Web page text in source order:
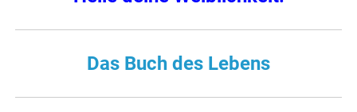
Das Buch des Lebens